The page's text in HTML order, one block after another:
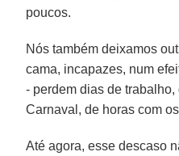
poucos.
Nós também deixamos
cama, incapazes, num
- perdem dias de
Carnaval, de horas com
Até agora, esse descaso